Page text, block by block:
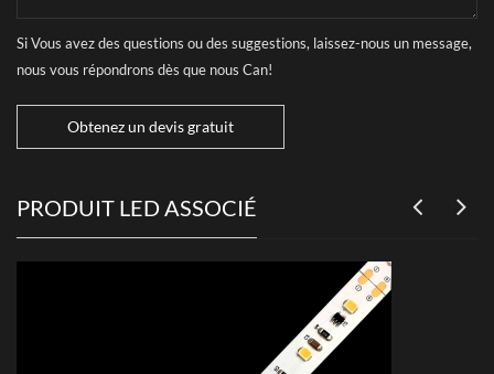
Si Vous avez des questions ou des suggestions, laissez-nous un message,
nous vous répondrons dès que nous Can!
Obtenez un devis gratuit
PRODUIT LED ASSOCIÉ